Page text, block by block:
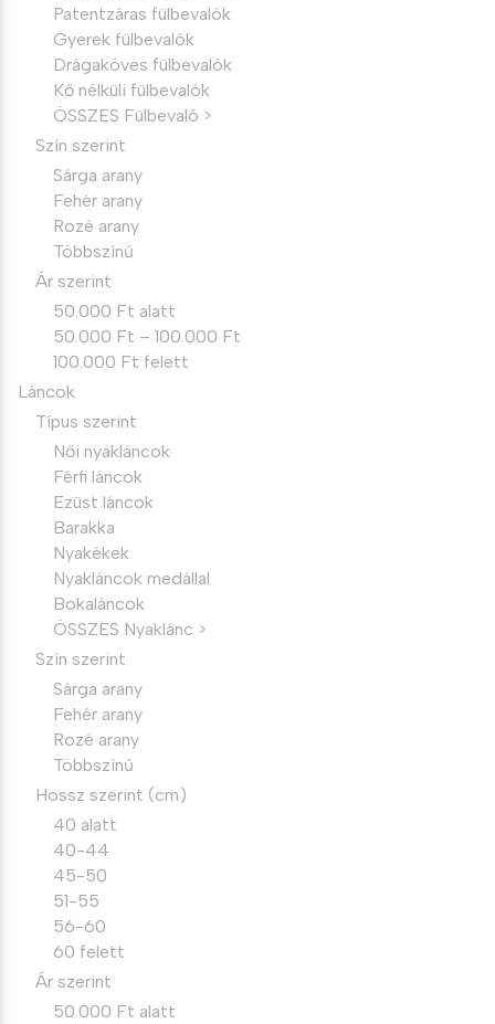
Patentzáras fülbevalók
Gyerek fülbevalók
Drágaköves fülbevalók
Kő nélküli fülbevalók
ÖSSZES Fülbevaló >
Szín szerint
Sárga arany
Fehér arany
Rozé arany
Többszínű
Ár szerint
50.000 Ft alatt
50.000 Ft – 100.000 Ft
100.000 Ft felett
Láncok
Típus szerint
Női nyakláncok
Férfi láncok
Ezüst láncok
Barakka
Nyakékek
Nyakláncok medállal
Bokaláncok
ÖSSZES Nyaklánc >
Szín szerint
Sárga arany
Fehér arany
Rozé arany
Többszínű
Hossz szerint (cm)
40 alatt
40-44
45-50
51-55
56-60
60 felett
Ár szerint
50.000 Ft alatt